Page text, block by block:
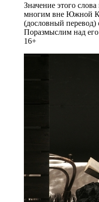
Значение этого
многим вне Южной
(дословный перевод)
Поразмыслим над
16+